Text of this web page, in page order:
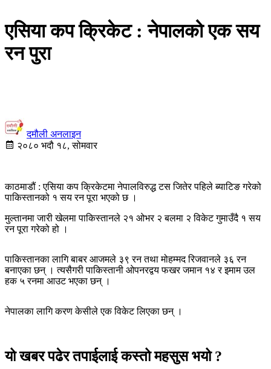
एसिया कप क्रिकेट : नेपालको एक सय
रन पुरा
दमौली अनलाइन
२०८० भदौ १८, सोमवार
काठमाडौं : एसिया कप क्रिकेटमा नेपालविरुद्ध टस जितेर पहिले ब्याटिङ गरेको
पाकिस्तानको १ सय रन पूरा भएको छ ।
मुल्तानमा जारी खेलमा पाकिस्तानले २१ ओभर २ बलमा २ विकेट गुमाउँदै १ सय
रन पूरा गरेको हो ।
पाकिस्तानका लागि बाबर आजमले ३९ रन तथा मोहम्मद रिजवानले ३६ रन
बनाएका छन् । त्यसैगरी पाकिस्तानी ओपनरद्वय फखर जमान १४ र इमाम उल
हक ५ रनमा आउट भएका छन् ।
नेपालका लागि करण केसीले एक विकेट लिएका छन् ।
यो खबर पढेर तपाईलाई कस्तो महसुस भयो ?